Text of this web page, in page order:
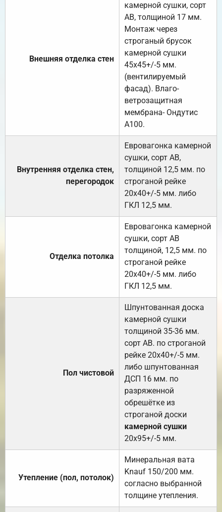
Внешняя отделка стен
камерной сушки, сорт
АВ, толщиной 17 мм.
Монтаж через
строганый брусок
камерной сушки
45х45+/-5 мм.
(вентилируемый
фасад). Влаго-
ветрозащитная
мембрана- Ондутис
А100.
Внутренняя отделка стен,
перегородок
Евровагонка камерной
сушки, сорт АВ,
толщиной 12,5 мм. по
строганой рейке
20х40+/-5 мм. либо
ГКЛ 12,5 мм.
Отделка потолка
Евровагонка камерной
сушки, сорт АВ
толщиной, 12,5 мм. по
строганой рейке
20х40+/-5 мм. либо
ГКЛ 12,5 мм.
Пол чистовой
Шпунтованная доска
камерной сушки
толщиной 35-36 мм.
сорт АВ. по строганой
рейке 20х40+/-5 мм.
либо шпунтованная
ДСП 16 мм. по
разряженной
обрешётке из
строганой доски
камерной сушки
20х95+/-5 мм.
Утепление (пол, потолок)
Минеральная вата
Knauf 150/200 мм.
согласно выбранной
толщине утепления.